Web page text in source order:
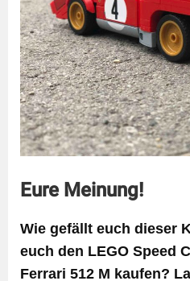
Eure Meinung!
Wie gefällt euch dieser
euch den LEGO Speed
Ferrari 512 M kaufen?